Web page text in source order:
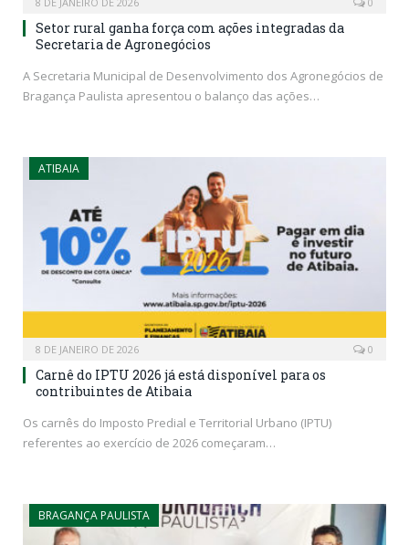
Setor rural ganha força com ações integradas da
Secretaria de Agronegócios
A Secretaria Municipal de Desenvolvimento dos Agronegócios de
Bragança Paulista apresentou o balanço das ações…
ATIBAIA
8 DE JANEIRO DE 2026 0
Carnê do IPTU 2026 já está disponível para os
contribuintes de Atibaia
Os carnês do Imposto Predial e Territorial Urbano (IPTU)
referentes ao exercício de 2026 começaram…
BRAGANÇA PAULISTA